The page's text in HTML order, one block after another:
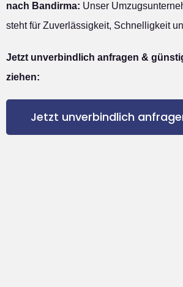
nach Bandirma: Unser
steht für Zuverlässigkeit, Schnelligkeit
Jetzt unverbindlich anfragen &
ziehen:
Jetzt unverbindlich